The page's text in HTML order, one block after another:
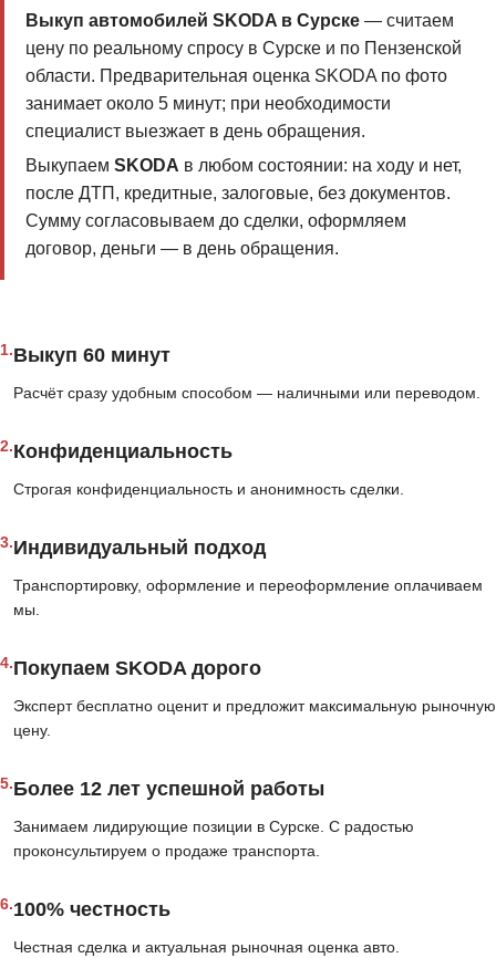
Выкуп автомобилей SKODA в Сурске— считаем
цену по реальному спросу в Сурске и по Пензенской
области. Предварительная оценка SKODA по фото
занимает около 5 минут; при необходимости
специалист выезжает в день обращения.
Выкупаем SKODA в любом состоянии: на ходу и нет,
после ДТП, кредитные, залоговые, без документов.
Сумму согласовываем до сделки, оформляем
договор, деньги — в день обращения.
1.Выкуп 60 минут
Расчёт сразу удобным способом — наличными или переводом.
2.Конфиденциальность
Строгая конфиденциальность и анонимность сделки.
3.Индивидуальный подход
Транспортировку, оформление и переоформление оплачиваем
мы.
4.Покупаем SKODA дорого
Эксперт бесплатно оценит и предложит максимальную рыночную
цену.
5.Более 12 лет успешной работы
Занимаем лидирующие позиции в Сурске. С радостью
проконсультируем о продаже транспорта.
6.100% честность
Честная сделка и актуальная рыночная оценка авто.